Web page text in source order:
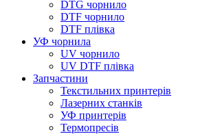
DTG чорнило
DTF чорнило
DTF плівка
УФ чорнила
UV чорнило
UV DTF плівка
Запчастини
Текстильних принтерів
Лазерних станків
УФ принтерів
Термопресів